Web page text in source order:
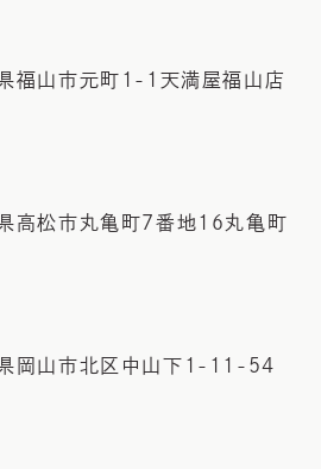
福山市元町1-1天満屋福山店
松市丸亀町7番地16丸亀町
岡山市北区中山下1-11-54